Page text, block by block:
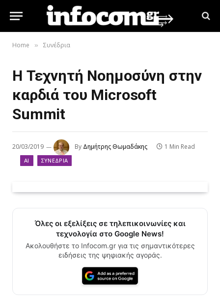
Home » Συνέδρια
Η Τεχνητή Νοημοσύνη στην
καρδιά του Microsoft
Summit
20/03/2019 By Δημήτρης Θωμαδάκης 1 Min Read
AI ΣΥΝΈΔΡΙΑ
Όλες οι εξελίξεις σε τηλεπικοινωνίες και
τεχνολογία στο Google News!
Ακολουθήστε το Infocom.gr για τις σημαντικότερες
ειδήσεις της ψηφιακής αγοράς.